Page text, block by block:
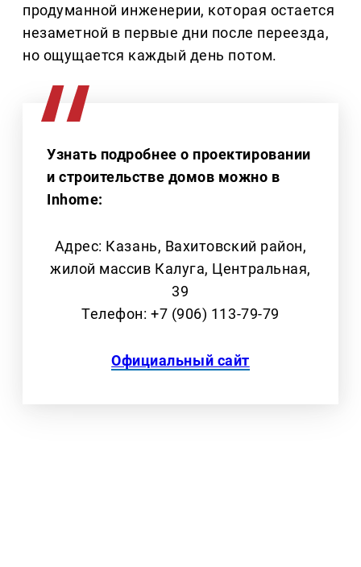
продуманной инженерии, которая остается
незаметной в первые дни после переезда,
но ощущается каждый день потом.
Узнать подробнее о проектировании
и строительстве домов можно в
Inhome:
Адрес: Казань, Вахитовский район,
жилой массив Калуга, Центральная,
39
Телефон: +7 (906) 113-79-79
Официальный сайт